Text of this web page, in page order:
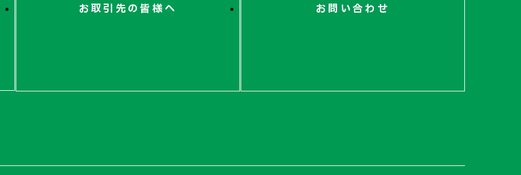
お取引先の皆様へ お問い合わせ